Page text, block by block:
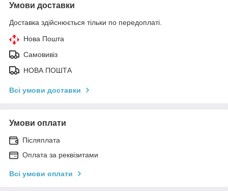
Умови доставки
Доставка здійснюється тільки по передоплаті.
Нова Пошта
Самовивіз
НОВА ПОШТА
Всі умови доставки
Умови оплати
Післяплата
Оплата за реквізитами
Всі умови оплати